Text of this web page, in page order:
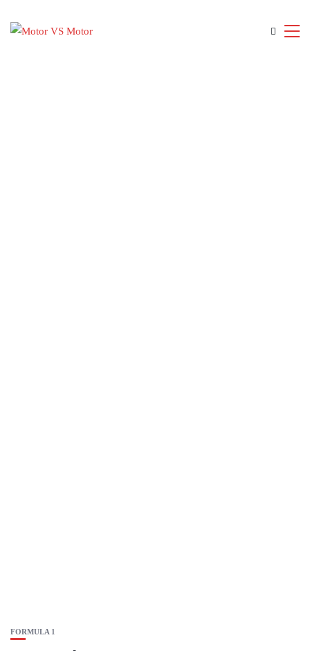
FORMULA 1